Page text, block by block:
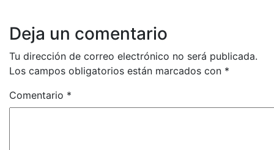
Deja un comentario
Tu dirección de correo electrónico no será publicada.
Los campos obligatorios están marcados con *
Comentario *